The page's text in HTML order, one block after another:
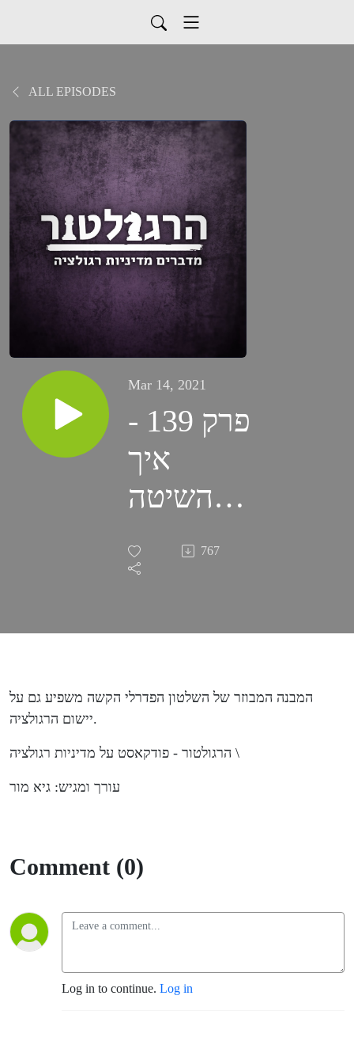
ALL EPISODES
Mar 14, 2021
פרק 139 -
איך
השיטה
הפדרלית
הכשילה
האמריקאי
767
המבנה המבוזר של השלטון הפדרלי הקשה משפיע גם על
יישום הרגולציה.
הרגולטור - פודקאסט על מדיניות רגולציה \
Comment (0)
Log in to continue. Log in